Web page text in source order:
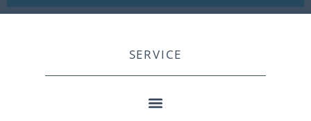
SERVICE